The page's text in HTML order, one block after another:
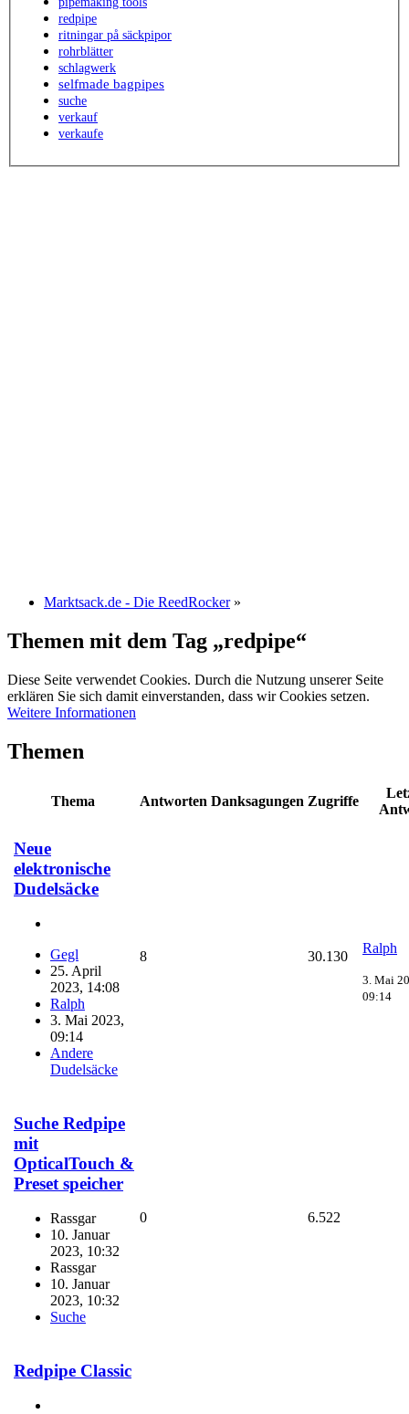
redpipe
ritningar på säckpipor
rohrblätter
schlagwerk
selfmade bagpipes
suche
verkauf
verkaufe
Marktsack.de - Die ReedRocker »
Themen mit dem Tag „redpipe“
Diese Seite verwendet Cookies. Durch die Nutzung unserer Seite
erklären Sie sich damit einverstanden, dass wir Cookies setzen.
Weitere Informationen
Themen
Thema Antworten Danksagungen Zugriffe
Neue
elektronische
Dudelsäcke
Gegl
25. April
2023, 14:08
Ralph
3. Mai 2023,
09:14
Andere
Dudelsäcke
8 30.130
Ralph
3. Mai
09:14
Suche Redpipe
mit
OpticalTouch &
Preset speicher
Rassgar
10. Januar
2023, 10:32
Rassgar
10. Januar
2023, 10:32
Suche
0 6.522
Redpipe Classic